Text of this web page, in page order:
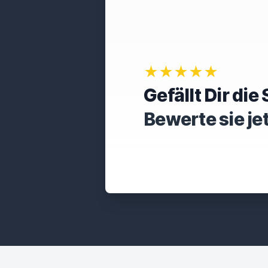
★★★★★
Gefällt Dir die
Bewerte sie